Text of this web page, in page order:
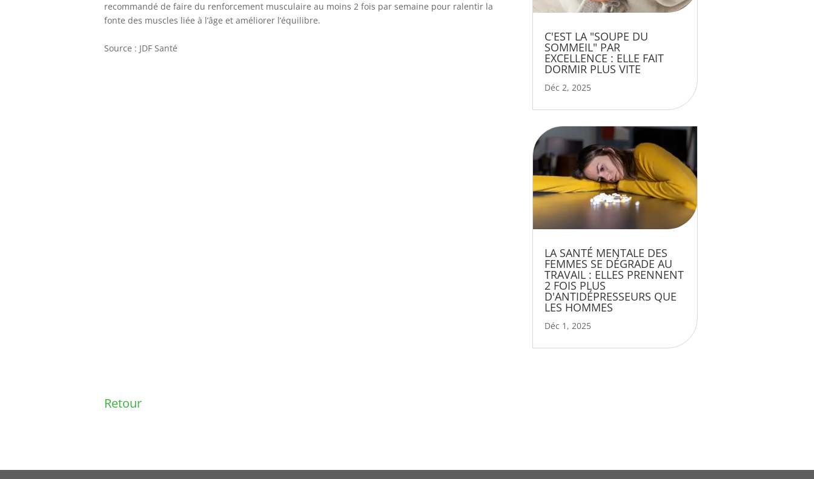
recommandé de faire du renforcement musculaire au moins 2 fois par semaine pour ralentir la
fonte des muscles liée à l’âge et améliorer l’équilibre.
Source : JDF Santé
C'EST LA "SOUPE DU
SOMMEIL" PAR
EXCELLENCE : ELLE FAIT
DORMIR PLUS VITE
Déc 2, 2025
LA SANTÉ MENTALE DES
FEMMES SE DÉGRADE AU
TRAVAIL : ELLES PRENNENT
2 FOIS PLUS
D'ANTIDÉPRESSEURS QUE
LES HOMMES
Déc 1, 2025
Retour